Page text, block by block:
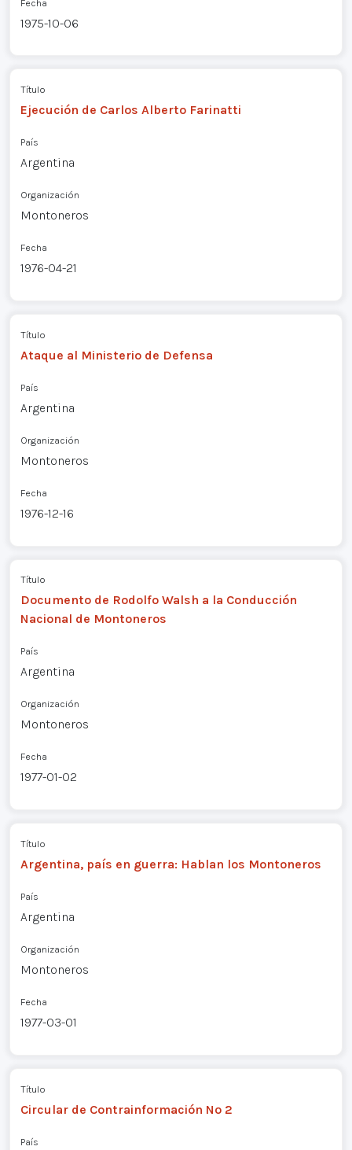
Fecha
1975-10-06
Título
Ejecución de Carlos Alberto Farinatti
País
Argentina
Organización
Montoneros
Fecha
1976-04-21
Título
Ataque al Ministerio de Defensa
País
Argentina
Organización
Montoneros
Fecha
1976-12-16
Título
Documento de Rodolfo Walsh a la Conducción
Nacional de Montoneros
País
Argentina
Organización
Montoneros
Fecha
1977-01-02
Título
Argentina, país en guerra: Hablan los Montoneros
País
Argentina
Organización
Montoneros
Fecha
1977-03-01
Título
Circular de Contrainformación Nº 2
País